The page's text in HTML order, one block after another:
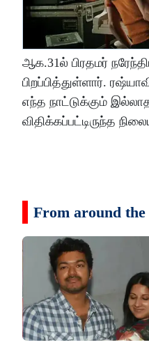
ஆக.31ல் பிரதமர்
பிறப்பித்துள்ளார்.
எந்த நாட்டுக்கும்
விதிக்கப்பட்டிருந்த
From around the